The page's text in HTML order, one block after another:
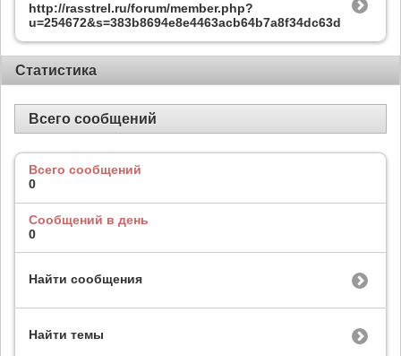
http://rasstrel.ru/forum/member.php?
u=254672&s=383b8694e8e4463acb64b7a8f34dc63d
Статистика
Всего сообщений
Всего сообщений
0
Сообщений в день
0
Найти сообщения
Найти темы